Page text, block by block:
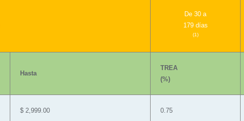
De 30 a
179 días
(1)
Hasta
TREA
(%)
$ 2,999.00 0.75